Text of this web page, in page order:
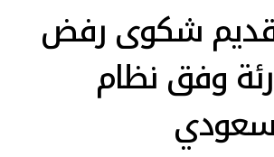
شكوى رفض
وفق نظام